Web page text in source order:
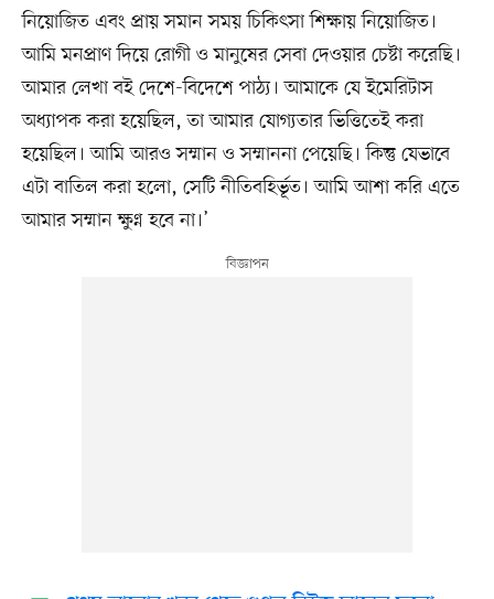
নিয়োজিত এবং প্রায় সমান সময় চিকিৎসা শিক্ষায় নিয়োজিত।
আমি মনপ্রাণ দিয়ে রোগী ও মানুষের সেবা দেওয়ার চেষ্টা করেছি।
আমার লেখা বই দেশে-বিদেশে পাঠ্য। আমাকে যে ইমেরিটাস
অধ্যাপক করা হয়েছিল, তা আমার যোগ্যতার ভিত্তিতেই করা
হয়েছিল। আমি আরও সম্মান ও সম্মাননা পেয়েছি। কিন্তু যেভাবে
এটা বাতিল করা হলো, সেটি নীতিবহির্ভূত। আমি আশা করি এতে
আমার সম্মান ক্ষুণ্ন হবে না।’